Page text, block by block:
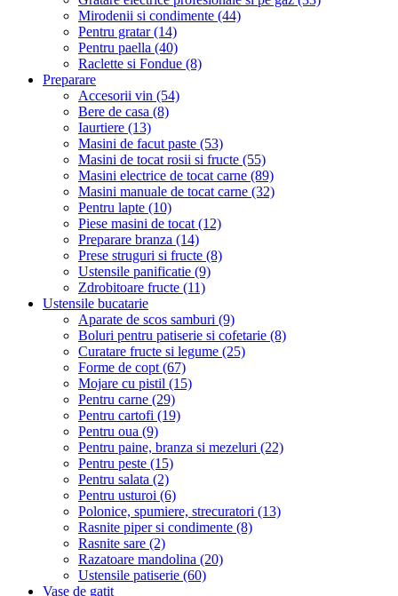
Mirodenii si condimente (44)
Pentru gratar (14)
Pentru paella (40)
Raclette si Fondue (8)
Preparare
Accesorii vin (54)
Bere de casa (8)
Iaurtiere (13)
Masini de facut paste (53)
Masini de tocat rosii si fructe (55)
Masini electrice de tocat carne (89)
Masini manuale de tocat carne (32)
Pentru lapte (10)
Piese masini de tocat (12)
Preparare branza (14)
Prese struguri si fructe (8)
Ustensile panificatie (9)
Zdrobitoare fructe (11)
Ustensile bucatarie
Aparate de scos samburi (9)
Boluri pentru patiserie si cofetarie (8)
Curatare fructe si legume (25)
Forme de copt (67)
Mojare cu pistil (15)
Pentru carne (29)
Pentru cartofi (19)
Pentru oua (9)
Pentru paine, branza si mezeluri (22)
Pentru peste (15)
Pentru salata (2)
Pentru usturoi (6)
Polonice, spumiere, strecuratori (13)
Rasnite piper si condimente (8)
Rasnite sare (2)
Razatoare mandolina (20)
Ustensile patiserie (60)
Vase de gatit